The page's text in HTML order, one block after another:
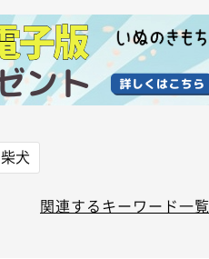
柴犬
関連するキーワード一覧